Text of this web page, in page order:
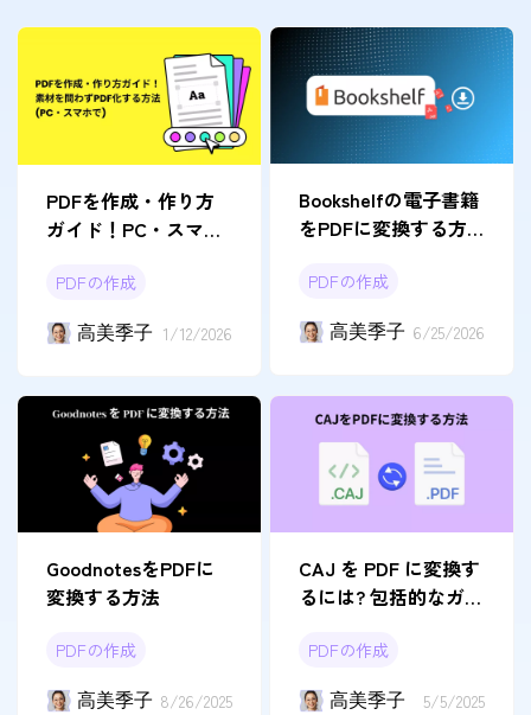
PDFを作成・作り方
ガイド！PC・スマホ
化する方法
PDFの作成
高美季子 1/12/2026
Bookshelfの電子書籍
をPDFに変換する方
応
PDFの作成
高美季子 6/25/2026
GoodnotesをPDFに
変換する方法
PDFの作成
高美季子 8/26/2025
CAJ を PDF に変換す
るには? 包括的なガイ
PDFの作成
高美季子 5/5/2025